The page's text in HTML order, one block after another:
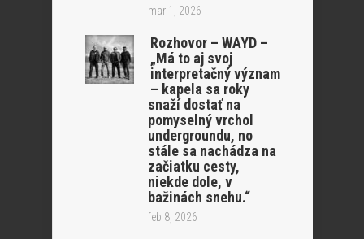
mar 1, 2026
Rozhovor – WAYD –
„Má to aj svoj
interpretačný význam
– kapela sa roky
snaží dostať na
pomyselný vrchol
undergroundu, no
stále sa nachádza na
začiatku cesty,
niekde dole, v
bažinách snehu.“
feb 8, 2026